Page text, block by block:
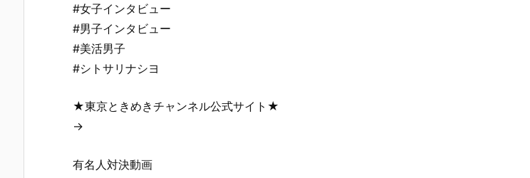
#女子インタビュー
#男子インタビュー
#美活男子
#シトサリナシヨ
★東京ときめきチャンネル公式サイト★
→
有名人対決動画